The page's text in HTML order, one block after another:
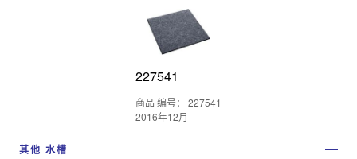
227541
商品 编号： 227541
2016年12月
其他 水槽